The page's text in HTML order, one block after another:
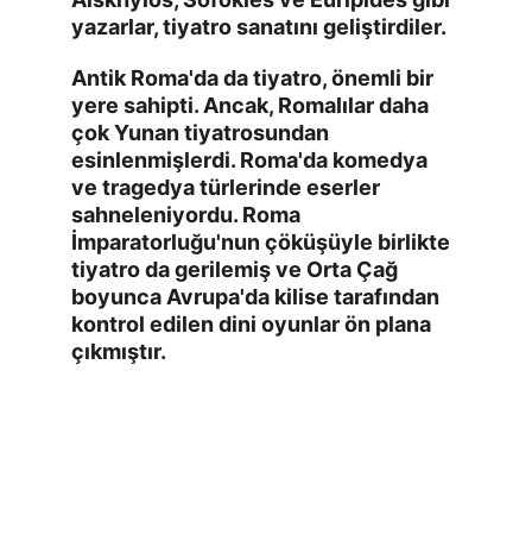
yazarlar, tiyatro sanatını geliştirdiler.
Antik Roma'da da tiyatro, önemli bir
yere sahipti. Ancak, Romalılar daha
çok Yunan tiyatrosundan
esinlenmişlerdi. Roma'da komedya
ve tragedya türlerinde eserler
sahneleniyordu. Roma
İmparatorluğu'nun çöküşüyle birlikte
tiyatro da gerilemiş ve Orta Çağ
boyunca Avrupa'da kilise tarafından
kontrol edilen dini oyunlar ön plana
çıkmıştır.